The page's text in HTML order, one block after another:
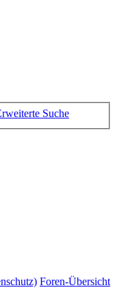
Suche
Foren-Übersicht